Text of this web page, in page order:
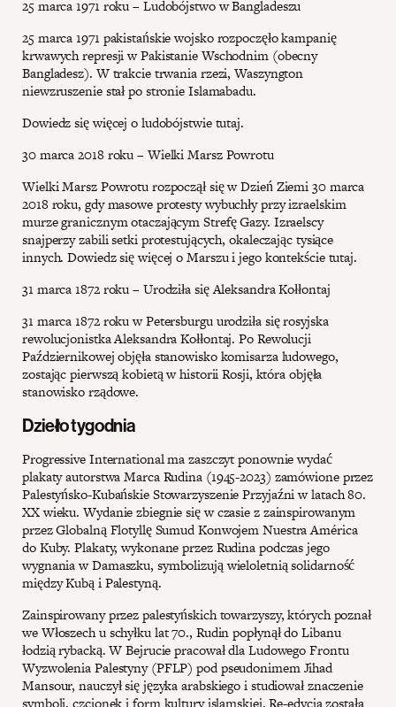
25 marca 1971 roku – Ludobójstwo w Bangladeszu
25 marca 1971 pakistańskie wojsko rozpoczęło kampanię
krwawych represji w Pakistanie Wschodnim (obecny
Bangladesz). W trakcie trwania rzezi, Waszyngton
niewzruszenie stał po stronie Islamabadu.
Dowiedz się więcej o ludobójstwie tutaj.
30 marca 2018 roku – Wielki Marsz Powrotu
Wielki Marsz Powrotu rozpoczął się w Dzień Ziemi 30 marca
2018 roku, gdy masowe protesty wybuchły przy izraelskim
murze granicznym otaczającym Strefę Gazy. Izraelscy
snajperzy zabili setki protestujących, okaleczając tysiące
innych. Dowiedz się więcej o Marszu i jego kontekście tutaj.
31 marca 1872 roku – Urodziła się Aleksandra Kołłontaj
31 marca 1872 roku w Petersburgu urodziła się rosyjska
rewolucjonistka Aleksandra Kołłontaj. Po Rewolucji
Październikowej objęła stanowisko komisarza ludowego,
zostając pierwszą kobietą w historii Rosji, która objęła
stanowisko rządowe.
Dzieło tygodnia
Progressive International ma zaszczyt ponownie wydać
plakaty autorstwa Marca Rudina (1945-2023) zamówione przez
Palestyńsko-Kubańskie Stowarzyszenie Przyjaźni w latach 80.
XX wieku. Wydanie zbiegnie się w czasie z zainspirowanym
przez Globalną Flotyllę Sumud Konwojem Nuestra América
do Kuby. Plakaty, wykonane przez Rudina podczas jego
wygnania w Damaszku, symbolizują wieloletnią solidarność
między Kubą i Palestyną.
Zainspirowany przez palestyńskich towarzyszy, których poznał
we Włoszech u schyłku lat 70., Rudin popłynął do Libanu
łodzią rybacką. W Bejrucie pracował dla Ludowego Frontu
Wyzwolenia Palestyny (PFLP) pod pseudonimem Jihad
Mansour, nauczył się języka arabskiego i studiował znaczenie
symboli, czcionek i form kultury islamskiej. Re-edycja została